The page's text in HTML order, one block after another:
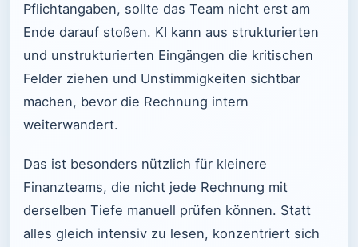
Pflichtangaben, sollte das Team nicht erst am
Ende darauf stoßen. KI kann aus strukturierten
und unstrukturierten Eingängen die kritischen
Felder ziehen und Unstimmigkeiten sichtbar
machen, bevor die Rechnung intern
weiterwandert.
Das ist besonders nützlich für kleinere
Finanzteams, die nicht jede Rechnung mit
derselben Tiefe manuell prüfen können. Statt
alles gleich intensiv zu lesen, konzentriert sich